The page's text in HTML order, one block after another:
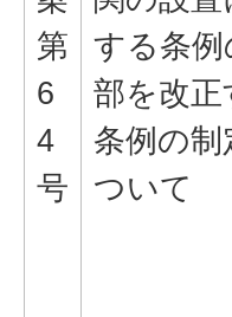
第
6
4
号
する条例
部を改正
条例の制
ついて